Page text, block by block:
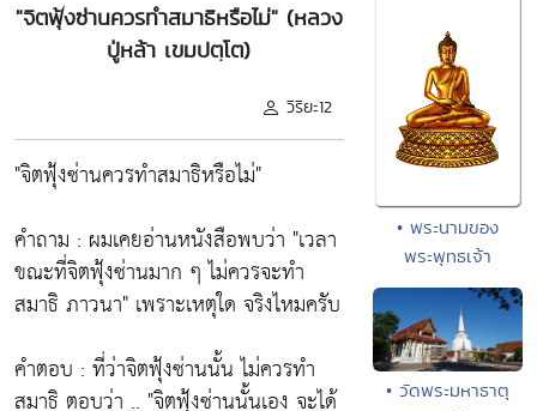
"จิตฟุ้งซ่านควรทำสมาธิหรือไม่" (หลวง
ปู่หล้า เขมปตฺโต)
วิริยะ12
"จิตฟุ้งซ่านควรทำสมาธิหรือไม่"
คำถาม : ผมเคยอ่านหนังสือพบว่า "เวลา
ขณะที่จิตฟุ้งซ่านมาก ๆ ไม่ควรจะทำ
สมาธิ ภาวนา" เพราะเหตุใด จริงไหมครับ
คำตอบ : ที่ว่าจิตฟุ้งซ่านนั้น ไม่ควรทำ
สมาธิ ตอบว่า .. "จิตฟุ้งซ่านนั้นเอง จะได้
• พระนามของ
พระพุทธเจ้า
• วัดพระมหาธาตุ